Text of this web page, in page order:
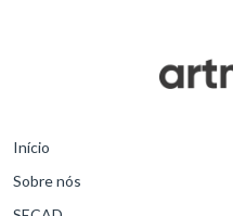
Início
Sobre nós